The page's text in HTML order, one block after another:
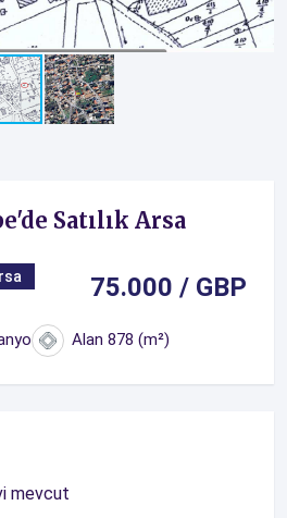
Satılık Arsa
75.000 / GBP
Alan 878 (m²)
mevcut